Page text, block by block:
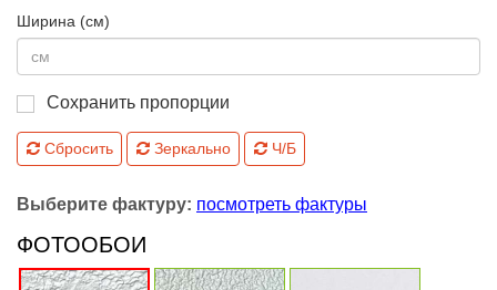
Ширина (см)
Сохранить пропорции
Сбросить Зеркально Ч/Б
Выберите фактуру: посмотреть фактуры
ФОТООБОИ